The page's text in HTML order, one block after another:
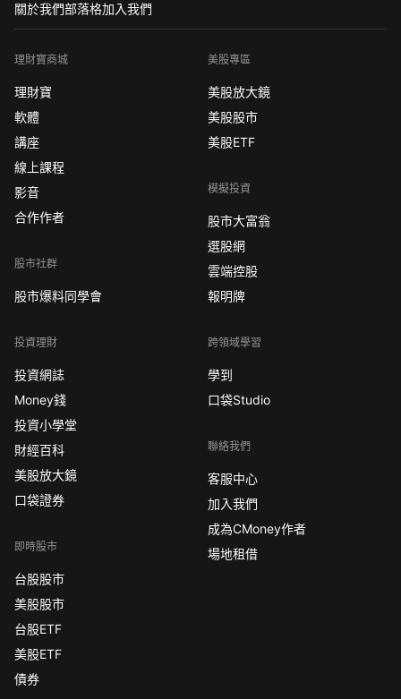
關於我們部落格加入我們
理財寶商城
理財寶
軟體
講座
線上課程
影音
合作作者
股市社群
股市爆料同學會
投資理財
投資網誌
Money錢
投資小學堂
財經百科
美股放大鏡
口袋證券
即時股市
台股股市
美股股市
台股ETF
美股ETF
債券
美股專區
美股放大鏡
美股股市
美股ETF
模擬投資
股市大富翁
選股網
雲端控股
報明牌
跨領域學習
學到
口袋Studio
聯絡我們
客服中心
加入我們
成為CMoney作者
場地租借